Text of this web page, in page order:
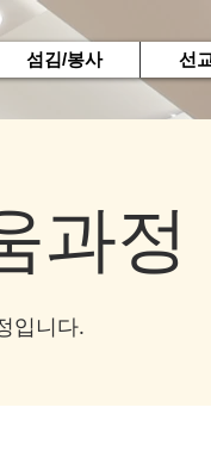
섬김/봉사 선
과정
입니다.